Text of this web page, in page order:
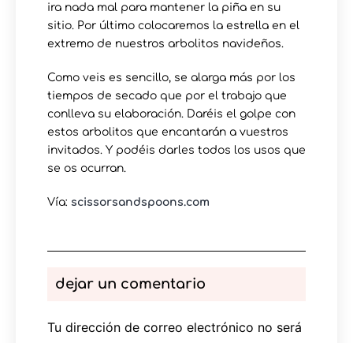
ira nada mal para mantener la piña en su
sitio. Por último colocaremos la estrella en el
extremo de nuestros arbolitos navideños.
Como veis es sencillo, se alarga más por los
tiempos de secado que por el trabajo que
conlleva su elaboración. Daréis el golpe con
estos arbolitos que encantarán a vuestros
invitados. Y podéis darles todos los usos que
se os ocurran.
Vía: scissorsandspoons.com
dejar un comentario
Tu dirección de correo electrónico no será